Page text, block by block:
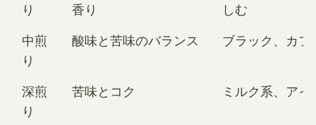
り
香り
しむ
中煎
り
酸味と苦味のバランス ブラック、カフ
深煎
り
苦味とコク ミルク系、ア